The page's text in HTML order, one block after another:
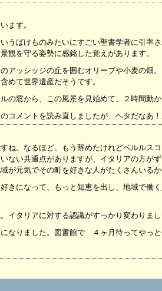
ます。
うばけものみたいにすごい聖書学者に引率
観を守る姿勢に感銘した覚えがあります。
アッシッジの丘を囲むオリーブや小麦の畑
めて世界遺産だそうです。
の窓から、この風景を見始めて、２時間動
コメントを読み直しましたが、ヘタだなあ
ね。なるほど、もう辞めたけれどベルルス
ない共通点がありますが、イタリアの方が
が元気でその町を好きな人がたくさんいる
きになって、もっと知恵を出し、地域で働
イタリアに対する認識がすっかり変わりま
なりました。図書館で ４ヶ月待ってやっ